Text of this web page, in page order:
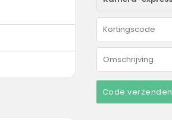
Code verzenden